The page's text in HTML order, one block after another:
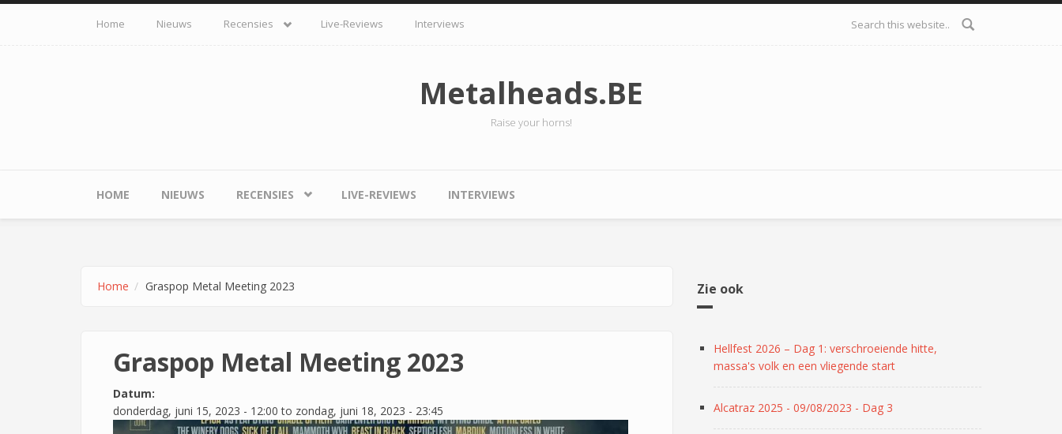
Overslaan en naar de inhoud gaan
Home Nieuws Recensies Live-Reviews Interviews Zoekveld
Metalheads.BE
Raise your horns!
HOME NIEUWS RECENSIES LIVE-REVIEWS INTERVIEWS
Home Graspop Metal Meeting 2023
Graspop Metal Meeting 2023
Datum:
donderdag, juni 15, 2023 - 12:00 to zondag, juni 18, 2023 - 23:45
Zie ook
Hellfest 2026 – Dag 1: verschroeiende hitte,
massa's volk en een vliegende start
Alcatraz 2025 - 09/08/2023 - Dag 3